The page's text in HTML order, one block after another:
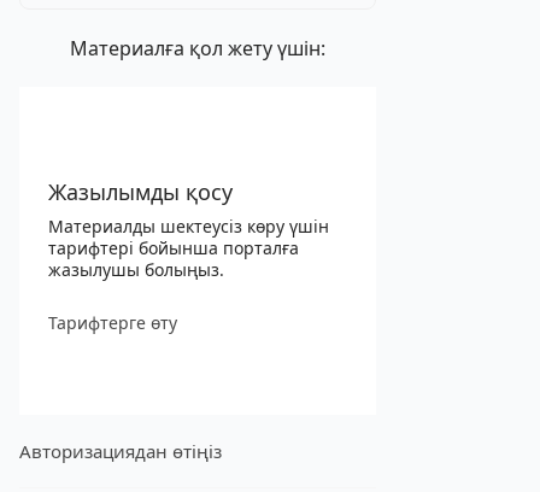
Материалға қол жету үшін:
Жазылымды қосу
Материалды шектеусіз көру үшін
тарифтері бойынша порталға
жазылушы болыңыз.
Тарифтерге өту
Авторизациядан өтіңіз